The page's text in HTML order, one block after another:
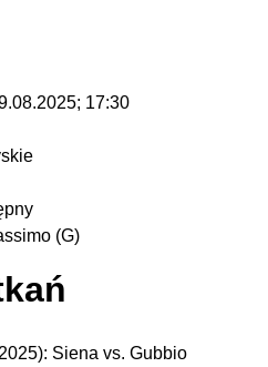
17:30
(G)
Siena vs. Gubbio